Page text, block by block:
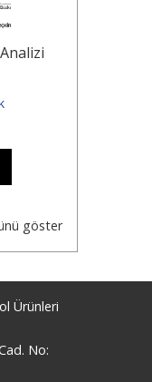
göster
Ürünleri
No: